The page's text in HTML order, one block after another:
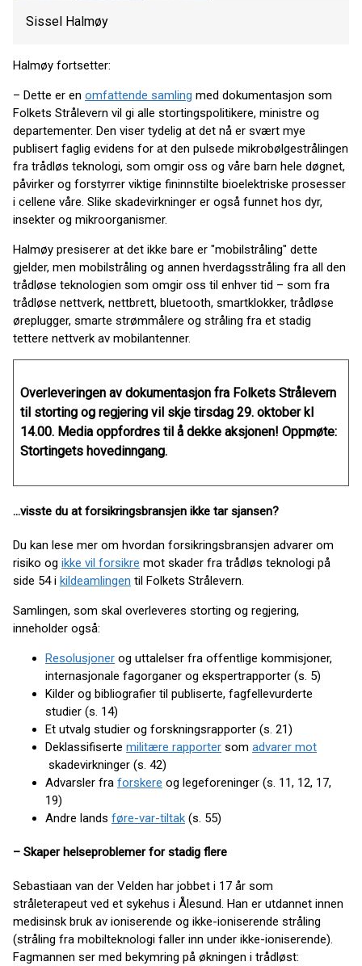
Sissel Halmøy
Halmøy fortsetter:
– Dette er en omfattende samling med dokumentasjon som
Folkets Strålevern vil gi alle stortingspolitikere, ministre og
departementer. Den viser tydelig at det nå er svært mye
publisert faglig evidens for at den pulsede mikrobølgestrålingen
fra trådløs teknologi, som omgir oss og våre barn hele døgnet,
påvirker og forstyrrer viktige fininnstilte bioelektriske prosesser
i cellene våre. Slike skadevirkninger er også funnet hos dyr,
insekter og mikroorganismer.
Halmøy presiserer at det ikke bare er "mobilstråling" dette
gjelder, men mobilstråling og annen hverdagsstråling fra all den
trådløse teknologien som omgir oss til enhver tid – som fra
trådløse nettverk, nettbrett, bluetooth, smartklokker, trådløse
øreplugger, smarte strømmålere og stråling fra et stadig
tettere nettverk av mobilantenner.
Overleveringen av dokumentasjon fra Folkets Strålevern
til storting og regjering vil skje tirsdag 29. oktober kl
14.00. Media oppfordres til å dekke aksjonen! Oppmøte:
Stortingets hovedinngang.
...visste du at forsikringsbransjen ikke tar sjansen?
Du kan lese mer om hvordan forsikringsbransjen advarer om
risiko og ikke vil forsikre mot skader fra trådløs teknologi på
side 54 i kildeamlingen til Folkets Strålevern.
Samlingen, som skal overleveres storting og regjering,
inneholder også:
Resolusjoner og uttalelser fra offentlige kommisjoner,
internasjonale fagorganer og ekspertrapporter (s. 5)
Kilder og bibliografier til publiserte, fagfellevurderte
studier (s. 14)
Et utvalg studier og forskningsrapporter (s. 21)
Deklassifiserte militære rapporter som advarer mot
skadevirkninger (s. 42)
Advarsler fra forskere og legeforeninger (s. 11, 12, 17,
19)
Andre lands føre-var-tiltak (s. 55)
– Skaper helseproblemer for stadig flere
Sebastiaan van der Velden har jobbet i 17 år som
stråleterapeut ved et sykehus i Ålesund. Han er utdannet innen
medisinsk bruk av ioniserende og ikke-ioniserende stråling
(stråling fra mobilteknologi faller inn under ikke-ioniserende).
Fagmannen ser med bekymring på økningen i trådløst: